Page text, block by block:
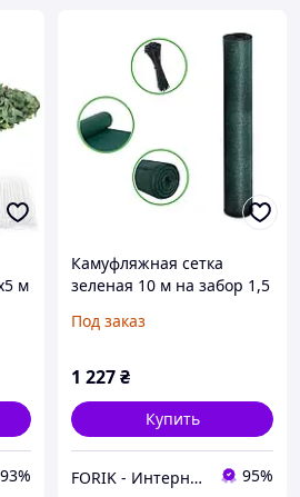
м
93%
Камуфляжная сетка
зеленая 10 м на забор 1,5
Под заказ
1 227₴
Купить
FORIK - Интернет гипермаркет. 95%